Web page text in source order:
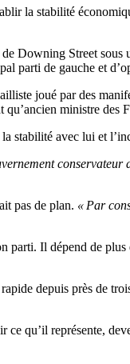
la stabilité
Downing Street sous
parti de gauche et
joué par des
ministre des
stabilité avec lui et
pas de plan. « Par
parti. Il dépend de
depuis près de
qu’il représente,